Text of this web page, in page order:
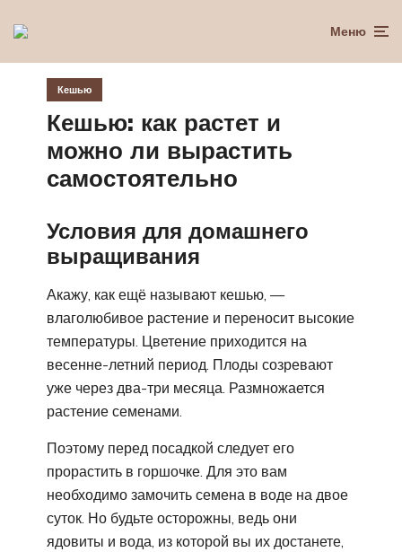
Меню
Кешью
Кешью: как растет и
можно ли вырастить
самостоятельно
Условия для домашнего
выращивания
Акажу, как ещё называют кешью, —
влаголюбивое растение и переносит высокие
температуры. Цветение приходится на
весенне-летний период. Плоды созревают
уже через два-три месяца. Размножается
растение семенами.
Поэтому перед посадкой следует его
прорастить в горшочке. Для это вам
необходимо замочить семена в воде на двое
суток. Но будьте осторожны, ведь они
ядовиты и вода, из которой вы их достанете,